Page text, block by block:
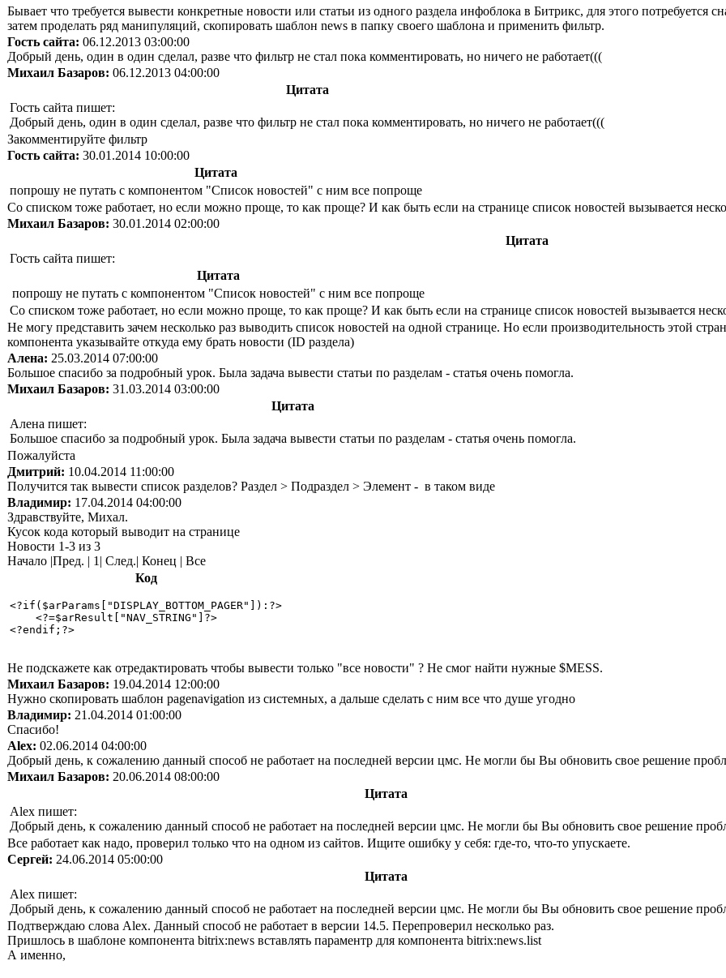
Бывает что требуется вывести конкретные новости или статьи из одного раздела инфоблока в Битрикс, для этого потребуется
затем проделать ряд манипуляций, скопировать шаблон news в папку своего шаблона и применить фильтр.
Гость сайта: 06.12.2013 03:00:00
Добрый день, один в один сделал, разве что фильтр не стал пока комментировать, но ничего не работает(((
Михаил Базаров: 06.12.2013 04:00:00
Цитата
Гость сайта пишет:
Добрый день, один в один сделал, разве что фильтр не стал пока комментировать, но ничего не работает(((
Закомментируйте фильтр
Гость сайта: 30.01.2014 10:00:00
Цитата
попрошу не путать с компонентом "Список новостей" с ним все попроще
Со списком тоже работает, но если можно проще, то как проще? И как быть если на странице список новостей вызывается
Михаил Базаров: 30.01.2014 02:00:00
Цитата
Гость сайта пишет:
Цитата
попрошу не путать с компонентом "Список новостей" с ним все попроще
Со списком тоже работает, но если можно проще, то как проще? И как быть если на странице список новостей вызывается
Не могу представить зачем несколько раз выводить список новостей на одной странице. Но если производительность этой
компонента указывайте откуда ему брать новости (ID раздела)
Алена: 25.03.2014 07:00:00
Большое спасибо за подробный урок. Была задача вывести статьи по разделам - статья очень помогла.
Михаил Базаров: 31.03.2014 03:00:00
Цитата
Алена пишет:
Большое спасибо за подробный урок. Была задача вывести статьи по разделам - статья очень помогла.
Пожалуйста
Дмитрий: 10.04.2014 11:00:00
Получится так вывести список разделов? Раздел > Подраздел > Элемент - в таком виде
Владимир: 17.04.2014 04:00:00
Здравствуйте, Михал.
Кусок кода который выводит на странице
Новости 1-3 из 3
Начало |Пред. | 1| След.| Конец | Все
Код
<?if($arParams["DISPLAY_BOTTOM_PAGER"]):?>
<?=$arResult["NAV_STRING"]?>
<?endif;?>
Не подскажете как отредактировать чтобы вывести только "все новости" ? Не смог найти нужные $MESS.
Михаил Базаров: 19.04.2014 12:00:00
Нужно скопировать шаблон pagenavigation из системных, а дальше сделать с ним все что душе угодно
Владимир: 21.04.2014 01:00:00
Спасибо!
Alex: 02.06.2014 04:00:00
Добрый день, к сожалению данный способ не работает на последней версии цмс. Не могли бы Вы обновить свое решение
Михаил Базаров: 20.06.2014 08:00:00
Цитата
Alex пишет:
Добрый день, к сожалению данный способ не работает на последней версии цмс. Не могли бы Вы обновить свое решение
Все работает как надо, проверил только что на одном из сайтов. Ищите ошибку у себя: где-то, что-то упускаете.
Сергей: 24.06.2014 05:00:00
Цитата
Alex пишет:
Добрый день, к сожалению данный способ не работает на последней версии цмс. Не могли бы Вы обновить свое решение
Подтверждаю слова Alex. Данный способ не работает в версии 14.5. Перепроверил несколько раз.
Пришлось в шаблоне компонента bitrix:news вставлять параментр для компонента bitrix:news.list
А именно,